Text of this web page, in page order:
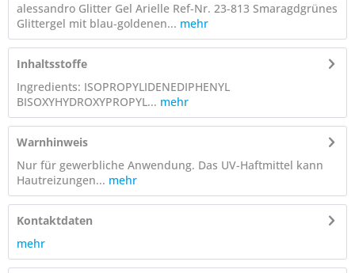
alessandro Glitter Gel Arielle Ref-Nr. 23-813 Smaragdgrünes
Glittergel mit blau-goldenen... mehr
Inhaltsstoffe
Ingredients: ISOPROPYLIDENEDIPHENYL
BISOXYHYDROXYPROPYL... mehr
Warnhinweis
Nur für gewerbliche Anwendung. Das UV-Haftmittel kann
Hautreizungen... mehr
Kontaktdaten
mehr